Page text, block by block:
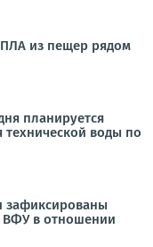
из пещер рядом
планируется
технической воды по
зафиксированы
ВФУ в отношении